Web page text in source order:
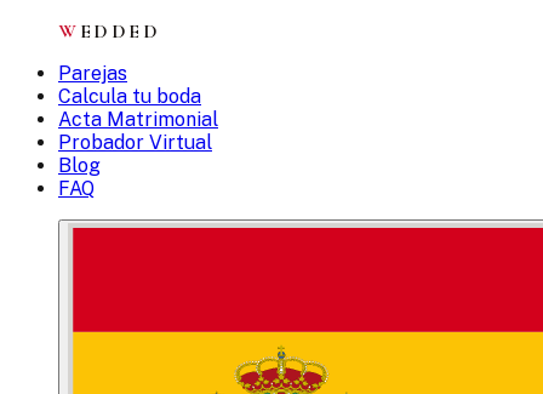
W EDDED
Parejas
Calcula tu boda
Acta Matrimonial
Probador Virtual
Blog
FAQ